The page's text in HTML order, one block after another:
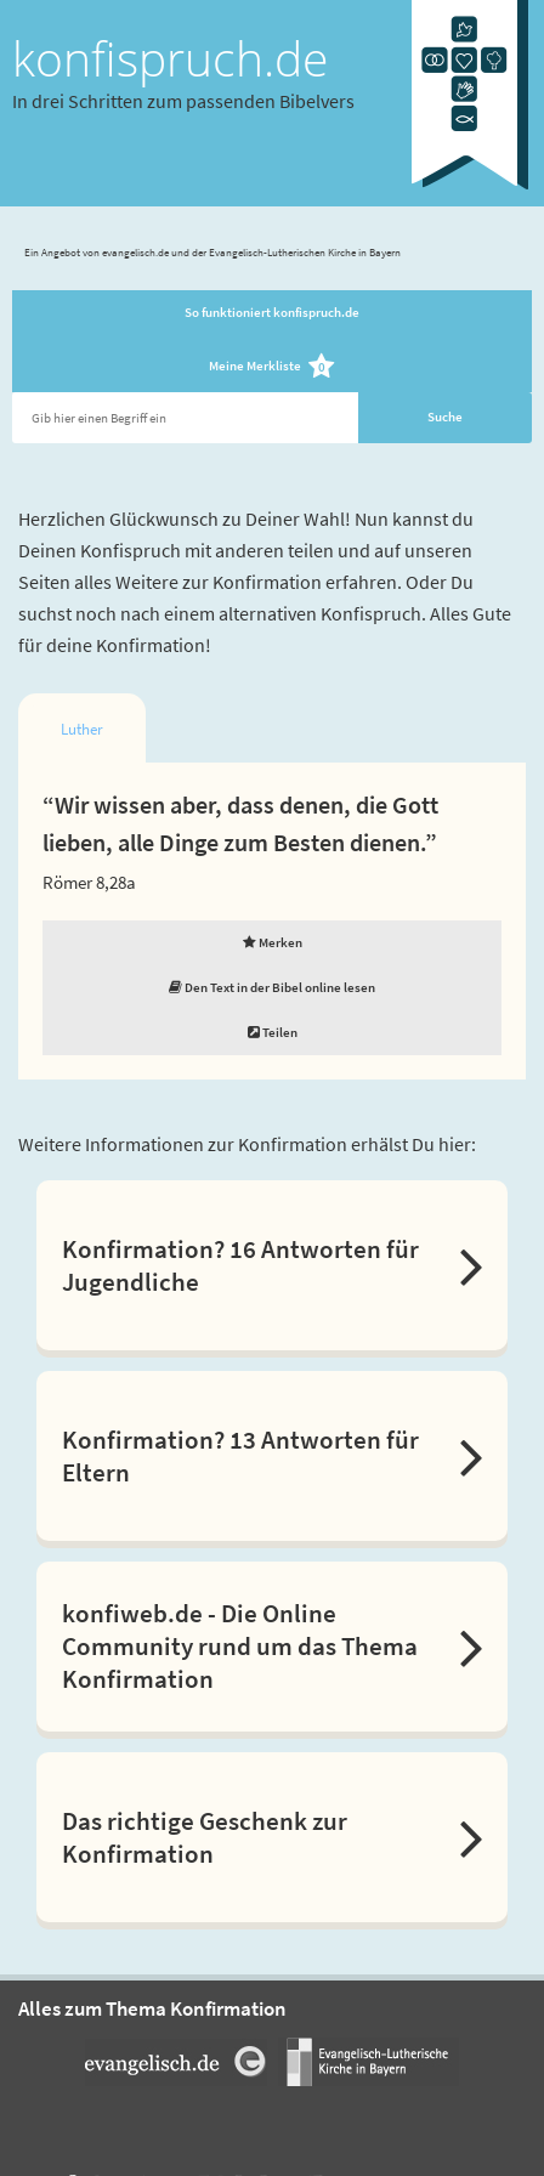
konfispruch.de
In drei Schritten zum passenden Bibelvers
Ein Angebot von evangelisch.de und der Evangelisch-Lutherischen Kirche in Bayern
So funktioniert konfispruch.de
Meine Merkliste 0
Herzlichen Glückwunsch zu Deiner Wahl! Nun kannst du
Deinen Konfispruch mit anderen teilen und auf unseren
Seiten alles Weitere zur Konfirmation erfahren. Oder Du
suchst noch nach einem alternativen Konfispruch. Alles Gute
für deine Konfirmation!
Luther
“Wir wissen aber, dass denen, die Gott
lieben, alle Dinge zum Besten dienen.”
Römer 8,28a
Merken
Den Text in der Bibel online lesen
Teilen
Weitere Informationen zur Konfirmation erhälst Du hier:
Konfirmation? 16 Antworten für
Jugendliche
Konfirmation? 13 Antworten für
Eltern
konfiweb.de - Die Online
Community rund um das Thema
Konfirmation
Das richtige Geschenk zur
Konfirmation
Alles zum Thema Konfirmation